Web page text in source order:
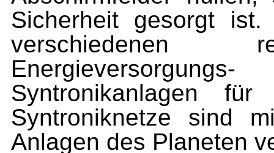
Sicherheit gesorgt
verschiedenen
Syntronikanlagen
Syntroniknetze sind
Anlagen des Planeten